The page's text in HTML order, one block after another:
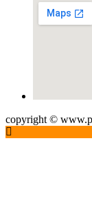
copyright ©